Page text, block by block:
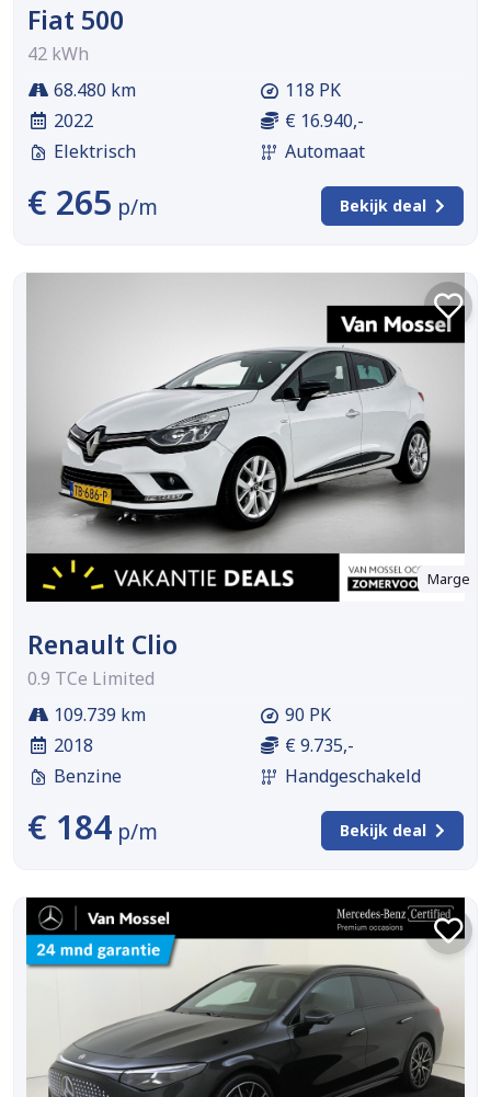
Fiat 500
42 kWh
68.480 km
2022
Elektrisch
118 PK
€ 16.940,-
Automaat
€ 265 p/m Bekijk deal
Marge
Renault Clio
0.9 TCe Limited
109.739 km
2018
Benzine
90 PK
€ 9.735,-
Handgeschakeld
€ 184 p/m Bekijk deal